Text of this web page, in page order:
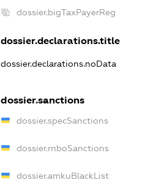
dossier.bigTaxPayerReg
dossier.declarations.title
dossier.declarations.noData
dossier.sanctions
dossier.specSanctions
dossier.rnboSanctions
dossier.amkuBlackList